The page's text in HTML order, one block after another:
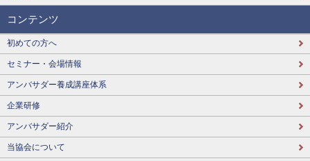
コンテンツ
初めての方へ
セミナー・会場情報
アンバサダー養成講座体系
企業研修
アンバサダー紹介
当協会について